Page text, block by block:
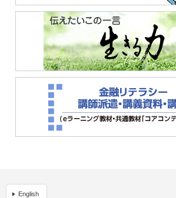
English